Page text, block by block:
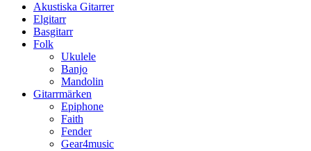
Akustiska Gitarrer
Elgitarr
Basgitarr
Folk
Ukulele
Banjo
Mandolin
Gitarrmärken
Epiphone
Faith
Fender
Gear4music